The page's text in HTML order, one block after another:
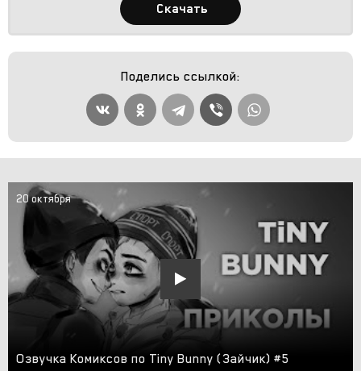
Скачать
Поделись ссылкой:
20 октября
Озвучка Комиксов по Tiny Bunny (Зайчик) #5